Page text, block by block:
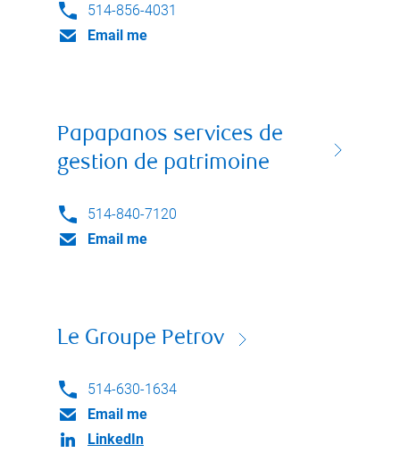
514-856-4031
Email me
Papapanos services de
gestion de patrimoine
514-840-7120
Email me
Le Groupe Petrov
514-630-1634
Email me
LinkedIn